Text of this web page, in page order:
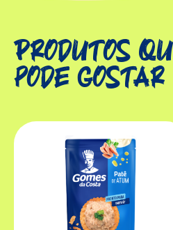
Produtos
pode gostar